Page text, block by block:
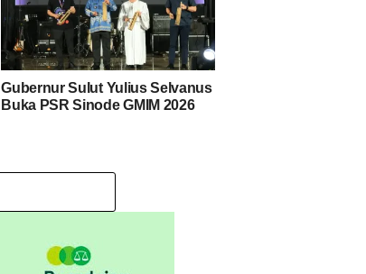
Gubernur Sulut Yulius Selvanus
Buka PSR Sinode GMIM 2026